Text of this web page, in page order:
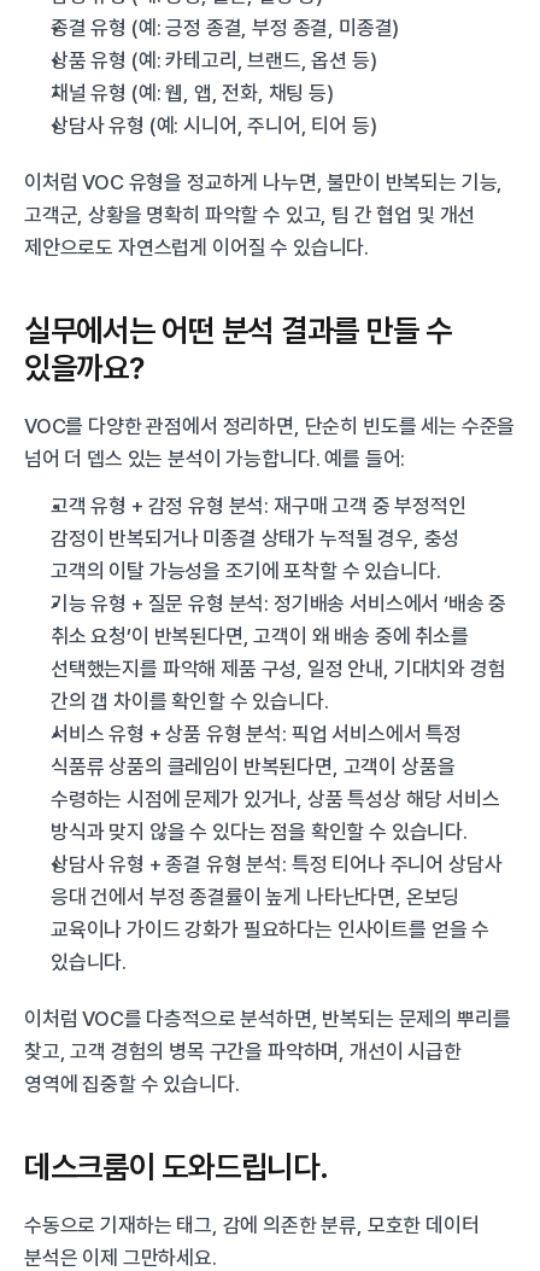
종결 유형 (예: 긍정 종결, 부정 종결, 미종결)
상품 유형 (예: 카테고리, 브랜드, 옵션 등)
채널 유형 (예: 웹, 앱, 전화, 채팅 등)
상담사 유형 (예: 시니어, 주니어, 티어 등)
이처럼 VOC 유형을 정교하게 나누면, 불만이 반복되는 기능,
고객군, 상황을 명확히 파악할 수 있고, 팀 간 협업 및 개선
제안으로도 자연스럽게 이어질 수 있습니다.
실무에서는 어떤 분석 결과를 만들 수
있을까요?
VOC를 다양한 관점에서 정리하면, 단순히 빈도를 세는 수준을
넘어 더 뎁스 있는 분석이 가능합니다. 예를 들어:
고객 유형 + 감정 유형 분석: 재구매 고객 중 부정적인
감정이 반복되거나 미종결 상태가 누적될 경우, 충성
고객의 이탈 가능성을 조기에 포착할 수 있습니다.
기능 유형 + 질문 유형 분석: 정기배송 서비스에서 ‘배송 중
취소 요청’이 반복된다면, 고객이 왜 배송 중에 취소를
선택했는지를 파악해 제품 구성, 일정 안내, 기대치와 경험
간의 갭 차이를 확인할 수 있습니다.
서비스 유형 + 상품 유형 분석: 픽업 서비스에서 특정
식품류 상품의 클레임이 반복된다면, 고객이 상품을
수령하는 시점에 문제가 있거나, 상품 특성상 해당 서비스
방식과 맞지 않을 수 있다는 점을 확인할 수 있습니다.
상담사 유형 + 종결 유형 분석: 특정 티어나 주니어 상담사
응대 건에서 부정 종결률이 높게 나타난다면, 온보딩
교육이나 가이드 강화가 필요하다는 인사이트를 얻을 수
있습니다.
이처럼 VOC를 다층적으로 분석하면, 반복되는 문제의 뿌리를
찾고, 고객 경험의 병목 구간을 파악하며, 개선이 시급한
영역에 집중할 수 있습니다.
데스크룸이 도와드립니다.
수동으로 기재하는 태그, 감에 의존한 분류, 모호한 데이터
분석은 이제 그만하세요.